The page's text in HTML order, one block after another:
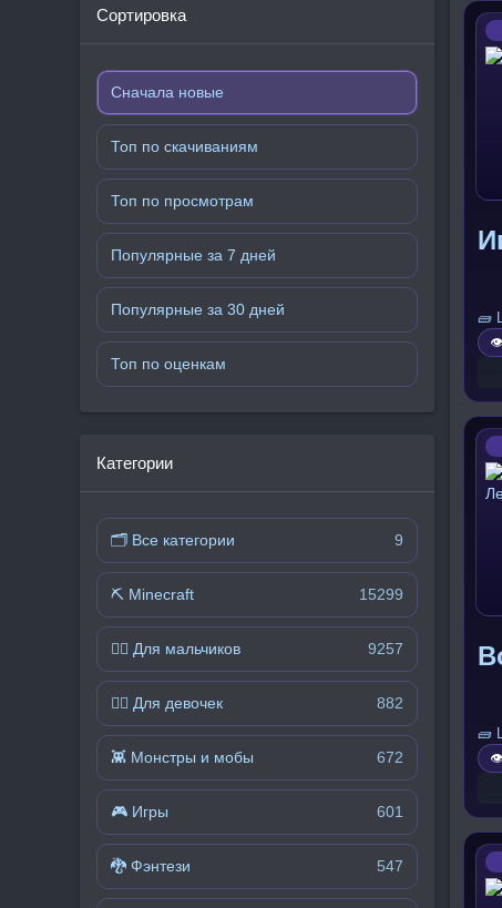
Сортировка
Сначала новые
Топ по скачиваниям
Топ по просмотрам
Популярные за 7 дней
Популярные за 30 дней
Топ по оценкам
Категории
🗂 Все категории 9
⛏️ Minecraft 15299
🧍‍♂️ Для мальчиков 9257
🧍‍♀️ Для девочек 882
👾 Монстры и мобы 672
🎮 Игры 601
🐉 Фэнтези 547
🧱
👁
🧱
👁